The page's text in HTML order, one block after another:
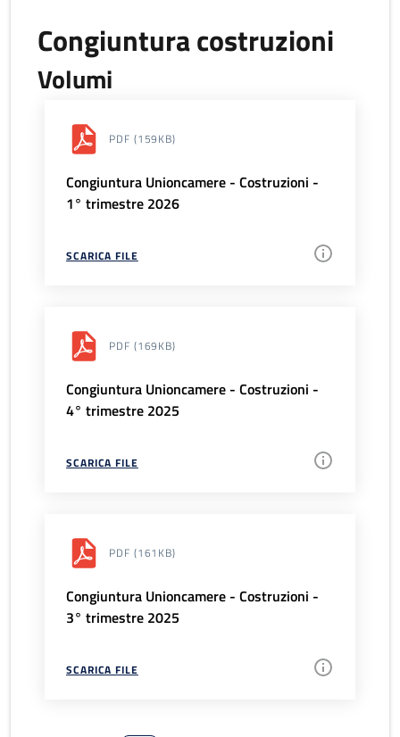
Congiuntura costruzioni
Volumi
PDF (159KB)
Congiuntura Unioncamere - Costruzioni -
1° trimestre 2026
SCARICA FILE
PDF (169KB)
Congiuntura Unioncamere - Costruzioni -
4° trimestre 2025
SCARICA FILE
PDF (161KB)
Congiuntura Unioncamere - Costruzioni -
3° trimestre 2025
SCARICA FILE